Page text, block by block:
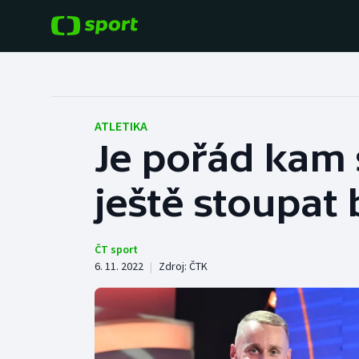
Hokej
Tenis
Cyklistika
Baseball a softbal
Basketbal
Boby a skeleton
Box
ATLETIKA
Je pořád
ještě stoupat
ČT sport
6. 11. 2022 | Zdroj: ČTK